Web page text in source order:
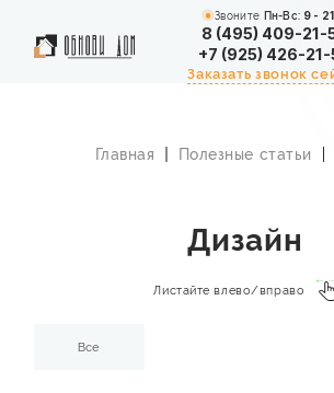
Звоните Пн-Вс: 9 - 21
8 (495) 409-21-
+7 (925) 426-
Заказать звонок
УСЛУГИ
Главная Полезные статьи
Дизайн
Листайте влево/вправо
Все